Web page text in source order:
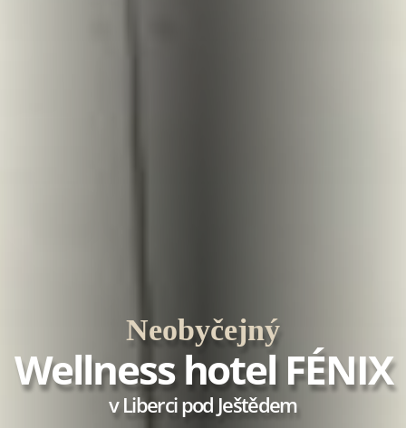
Neobyčejný
Wellness hotel FÉNIX
v Liberci pod Ještědem